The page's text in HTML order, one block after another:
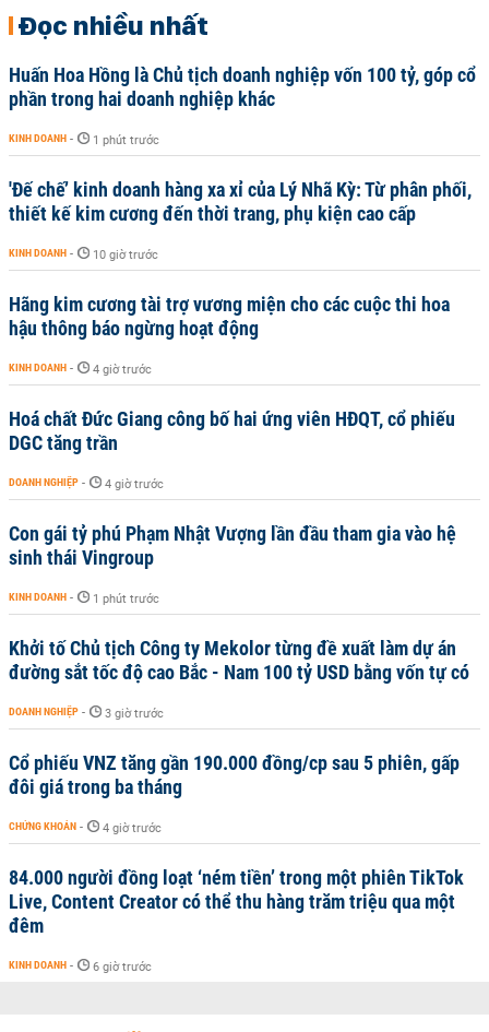
Đọc nhiều nhất
Huấn Hoa Hồng là Chủ tịch doanh nghiệp vốn 100 tỷ, góp cổ
phần trong hai doanh nghiệp khác
KINH DOANH - 1 phút trước
'Đế chế’ kinh doanh hàng xa xỉ của Lý Nhã Kỳ: Từ phân phối,
thiết kế kim cương đến thời trang, phụ kiện cao cấp
KINH DOANH - 10 giờ trước
Hãng kim cương tài trợ vương miện cho các cuộc thi hoa
hậu thông báo ngừng hoạt động
KINH DOANH - 4 giờ trước
Hoá chất Đức Giang công bố hai ứng viên HĐQT, cổ phiếu
DGC tăng trần
DOANH NGHIỆP - 4 giờ trước
Con gái tỷ phú Phạm Nhật Vượng lần đầu tham gia vào hệ
sinh thái Vingroup
KINH DOANH - 1 phút trước
Khởi tố Chủ tịch Công ty Mekolor từng đề xuất làm dự án
đường sắt tốc độ cao Bắc - Nam 100 tỷ USD bằng vốn tự có
DOANH NGHIỆP - 3 giờ trước
Cổ phiếu VNZ tăng gần 190.000 đồng/cp sau 5 phiên, gấp
đôi giá trong ba tháng
CHỨNG KHOÁN - 4 giờ trước
84.000 người đồng loạt ‘ném tiền’ trong một phiên TikTok
Live, Content Creator có thể thu hàng trăm triệu qua một
đêm
KINH DOANH - 6 giờ trước